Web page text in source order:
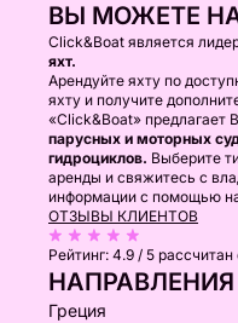
ВЫ МОЖЕТЕ
Click&Boat является
яхт.
Арендуйте яхту по
яхту и получите
«Click&Boat» предлагает
парусных и моторных
гидроциклов. Выберите
аренды и свяжитесь с
информации с помощью
ОТЗЫВЫ КЛИЕНТОВ
Рейтинг: 4.9 / 5
НАПРАВЛЕНИЯ
Греция